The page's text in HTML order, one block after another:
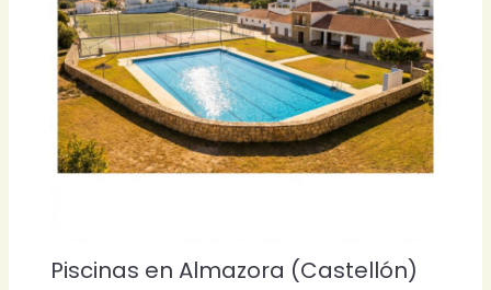
Piscinas en Almazora (Castellón)